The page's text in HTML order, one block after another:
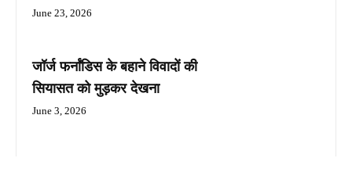
June 23, 2026
जॉर्ज फर्नांडिस के बहाने विवादों की
सियासत को मुड़कर देखना
June 3, 2026